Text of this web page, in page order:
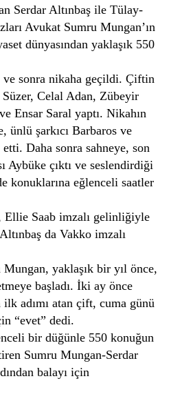
Serdar Altınbaş ile Tülay-
Avukat Sumru Mungan’ın
dünyasından yaklaşık 550
sonra nikaha geçildi. Çiftin
Celal Adan, Zübeyir
Ensar Saral yaptı. Nikahın
ünlü şarkıcı Barbaros ve
Daha sonra sahneye, son
Aybüke çıktı ve seslendirdiği
konuklarına eğlenceli saatler
Ellie Saab imzalı gelinliğiyle
da Vakko imzalı
yaklaşık bir yıl önce,
başladı. İki ay önce
adımı atan çift, cuma günü
“evet” dedi.
bir düğünle 550 konuğun
Sumru Mungan-Serdar
balayı için